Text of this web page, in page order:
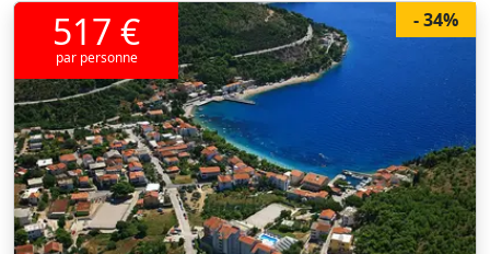
- 34%
517 €
par personne